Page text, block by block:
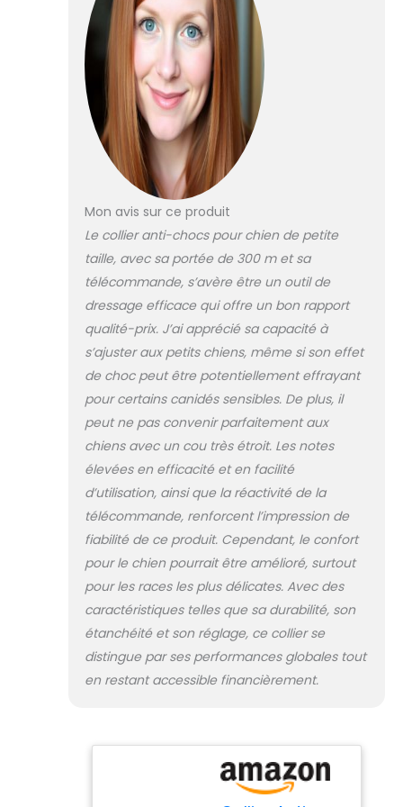
(20,3 à 66 cm) –
ce qui le rend
adapté à tous les
chiens de plus de
2,3 kg, y compris
les chihuahuas et
les bichons Guide
de dressage pour
chien : chaque
commande est
livrée avec un
d'utilisation
complet
comprenant
comment
commandes de
base, comment
utiliser le collier à
distance de
manière sûre et
efficace et
comment utiliser
efficacement le
renforcement
positif pour un
changement de
comportement
tout au long de la
vie Renforcement
du comportement
positif : un
système complet
de dressage de
chien avec modes
positives et le
changement de
Mon avis sur ce produit
Le collier anti-chocs pour chien de petite
taille, avec sa portée de 300 m et sa
télécommande, s’avère être un outil de
dressage efficace qui offre un bon rapport
qualité-prix. J’ai apprécié sa capacité à
s’ajuster aux petits chiens, même si son effet
de choc peut être potentiellement effrayant
pour certains canidés sensibles. De plus, il
peut ne pas convenir parfaitement aux
chiens avec un cou très étroit. Les notes
élevées en efficacité et en facilité
d’utilisation, ainsi que la réactivité de la
télécommande, renforcent l’impression de
fiabilité de ce produit. Cependant, le confort
pour le chien pourrait être amélioré, surtout
pour les races les plus délicates. Avec des
caractéristiques telles que sa durabilité, son
étanchéité et son réglage, ce collier se
distingue par ses performances globales tout
en restant accessible financièrement.